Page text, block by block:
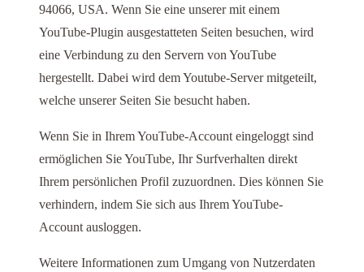
94066, USA. Wenn Sie eine unserer mit einem
YouTube-Plugin ausgestatteten Seiten besuchen, wird
eine Verbindung zu den Servern von YouTube
hergestellt. Dabei wird dem Youtube-Server mitgeteilt,
welche unserer Seiten Sie besucht haben.
Wenn Sie in Ihrem YouTube-Account eingeloggt sind
ermöglichen Sie YouTube, Ihr Surfverhalten direkt
Ihrem persönlichen Profil zuzuordnen. Dies können Sie
verhindern, indem Sie sich aus Ihrem YouTube-
Account ausloggen.
Weitere Informationen zum Umgang von Nutzerdaten